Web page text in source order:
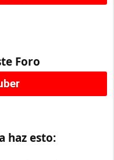
Foro
haz esto: